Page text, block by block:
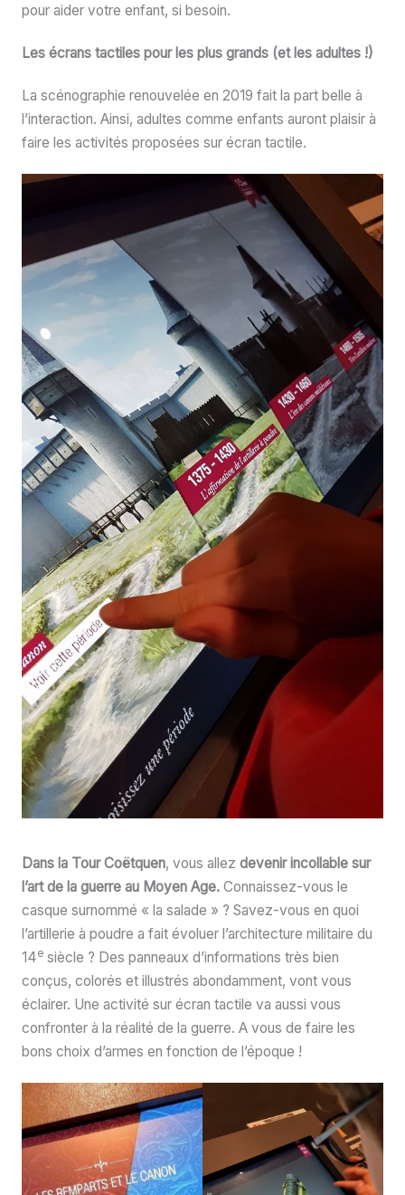
pour aider votre enfant, si besoin.
Les écrans tactiles pour les plus grands (et les adultes !)
La scénographie renouvelée en 2019 fait la part belle à
l’interaction. Ainsi, adultes comme enfants auront plaisir à
faire les activités proposées sur écran tactile.
Dans la Tour Coëtquen, vous allez devenir incollable sur
l’art de la guerre au Moyen Age. Connaissez-vous le
casque surnommé « la salade » ? Savez-vous en quoi
l’artillerie à poudre a fait évoluer l’architecture militaire du
14esiècle ? Des panneaux d’informations très bien
conçus, colorés et illustrés abondamment, vont vous
éclairer. Une activité sur écran tactile va aussi vous
confronter à la réalité de la guerre. A vous de faire les
bons choix d’armes en fonction de l’époque !